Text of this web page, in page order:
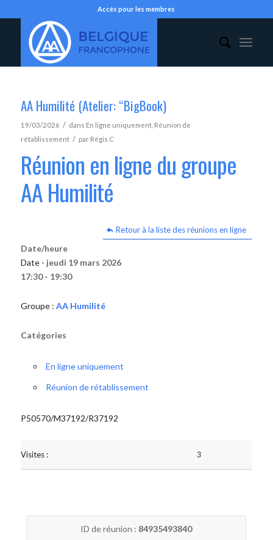
Accès pour les membres
AA Humilité (Atelier: “BigBook)
19/03/2026 / dans En ligne uniquement, Réunion de
rétablissement / par Régis C
Réunion en ligne du groupe
AA Humilité
Retour à la liste des réunions en ligne
Date/heure
Date - jeudi 19 mars 2026
17:30 - 19:30
Groupe : AA Humilité
Catégories
En ligne uniquement
Réunion de rétablissement
P50570/M37192/R37192
Visites : 3
ID de réunion : 84935493840